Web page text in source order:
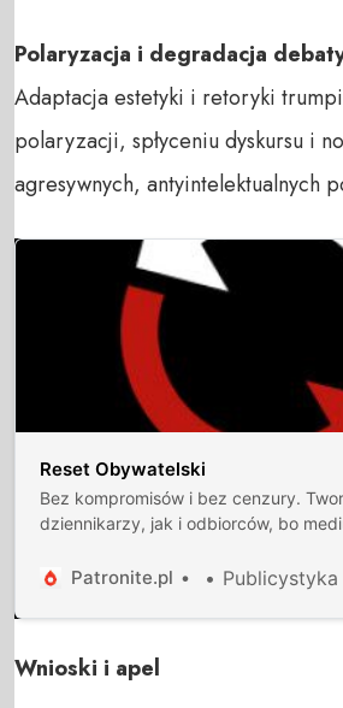
Polaryzacja i degradacja
Adaptacja estetyki i retoryki
polaryzacji, spłyceniu dyskursu i
agresywnych, antyintelektualnych
Reset Obywatelski
Bez kompromisów i bez cenzury.
dziennikarzy, jak i odbiorców, bo
dziennikarzami a odbiorcami.
Patronite.pl Publicystyka
Wnioski i apel